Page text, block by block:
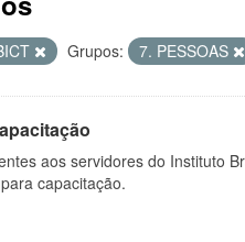
Grupos: 7. PESSOAS
aos servidores do Instituto
capacitação.